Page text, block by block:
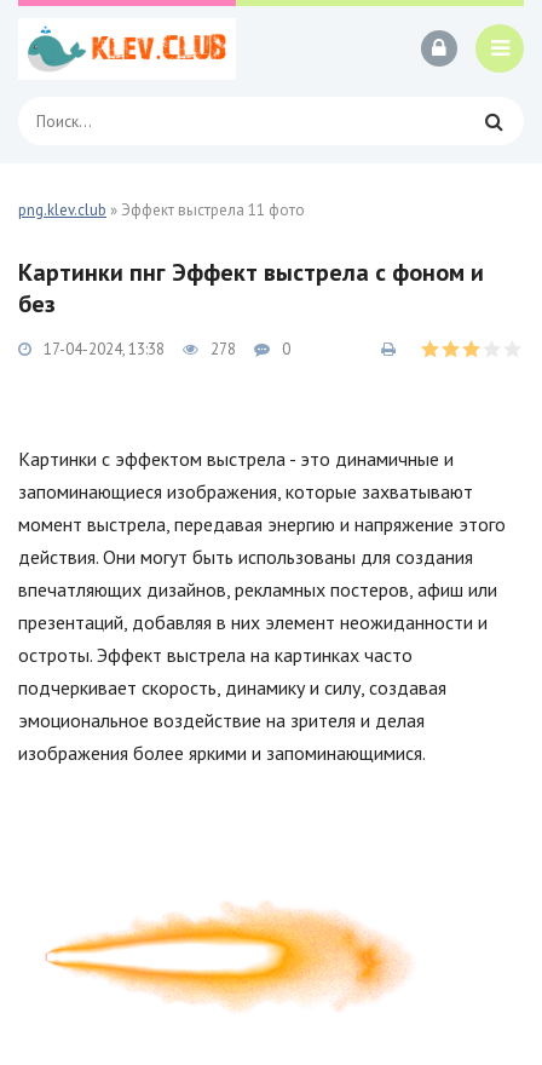
png.klev.club » Эффект выстрела 11 фото
Картинки пнг Эффект выстрела с фоном и
без
17-04-2024, 13:38 278 0
Картинки с эффектом выстрела - это динамичные и
запоминающиеся изображения, которые захватывают
момент выстрела, передавая энергию и напряжение этого
действия. Они могут быть использованы для создания
впечатляющих дизайнов, рекламных постеров, афиш или
презентаций, добавляя в них элемент неожиданности и
остроты. Эффект выстрела на картинках часто
подчеркивает скорость, динамику и силу, создавая
эмоциональное воздействие на зрителя и делая
изображения более яркими и запоминающимися.